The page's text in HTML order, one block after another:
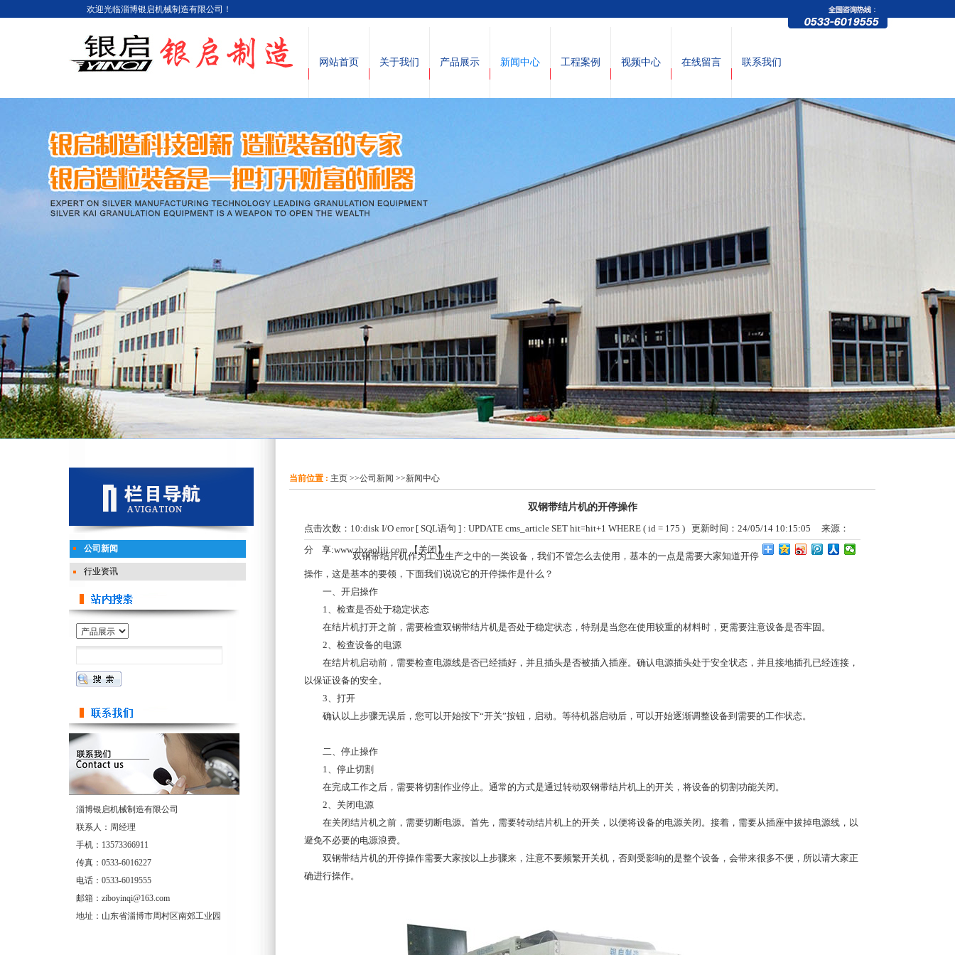
欢迎光临淄博银启机械制造有限公司！
网站首页 关于我们 产品展示 新闻中心 工程案例 视频中心 在线留言 联系我们
当前位置 : 主页 >>公司新闻 >>新闻中心
双钢带结片机的开停操作
点击次数： 10:disk I/O error [ SQL语句 ] : UPDATE cms_article SET hit=hit+1 WHERE ( id = 175 )更新时间：24/05/14 10:15:05 来源：
www.zbzaoliji.com【关闭 】
分 享:
双钢带结片机作为工业生产之中的一类设备，我们不管怎么去使用，基本的一点是需要大家知道开停
操作，这是基本的要领，下面我们说说它的开停操作是什么？
一、开启操作
1、检查是否处于稳定状态
在结片机打开之前，需要检查双钢带结片机是否处于稳定状态，特别是当您在使用较重的材料时，更需要注意设备是否牢固。
2、检查设备的电源
在结片机启动前，需要检查电源线是否已经插好，并且插头是否被插入插座。确认电源插头处于安全状态，并且接地插孔已经连接，
以保证设备的安全。
3、打开
确认以上步骤无误后，您可以开始按下“开关”按钮，启动。等待机器启动后，可以开始逐渐调整设备到需要的工作状态。
二、停止操作
1、停止切割
在完成工作之后，需要将切割作业停止。通常的方式是通过转动双钢带结片机上的开关，将设备的切割功能关闭。
2、关闭电源
在关闭结片机之前，需要切断电源。首先，需要转动结片机上的开关，以便将设备的电源关闭。接着，需要从插座中拔掉电源线，以
避免不必要的电源浪费。
双钢带结片机的开停操作需要大家按以上步骤来，注意不要频繁开关机，否则受影响的是整个设备，会带来很多不便，所以请大家正
确进行操作。
公司新闻
行业资讯
淄博银启机械制造有限公司
联系人：周经理
手机：13573366911
传真：0533-6016227
电话：0533-6019555
邮箱：ziboyinqi@163.com
地址：山东省淄博市周村区南郊工业园